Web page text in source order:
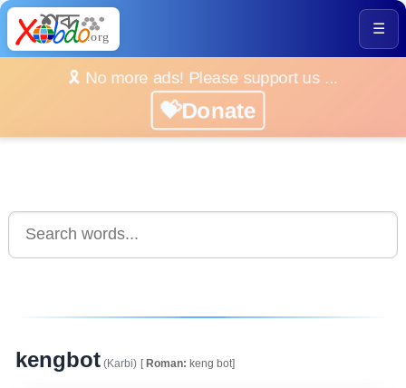
☰
🎗️ No more ads! Please support us ...
💝Donate
kengbot (Karbi) [Roman: keng bot]